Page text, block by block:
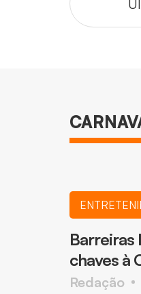
Barreiras
chaves à
Redação